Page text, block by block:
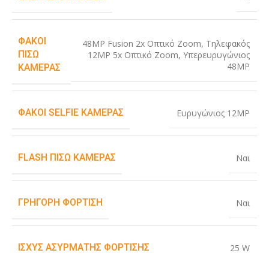
ΦΑΚΟΊ
ΠΊΣΩ
ΚΆΜΕΡΑΣ
48MP Fusion 2x Οπτικό Zoom, Τηλεφακός
12MP 5x Οπτικό Zoom, Υπερευρυγώνιος
48MP
ΦΑΚΟΊ SELFIE ΚΆΜΕΡΑΣ Ευρυγώνιος 12MP
FLASH ΠΊΣΩ ΚΆΜΕΡΑΣ Ναι
ΓΡΉΓΟΡΗ ΦΌΡΤΙΣΗ Ναι
ΙΣΧΎΣ ΑΣΎΡΜΑΤΗΣ ΦΌΡΤΙΣΗΣ 25 W